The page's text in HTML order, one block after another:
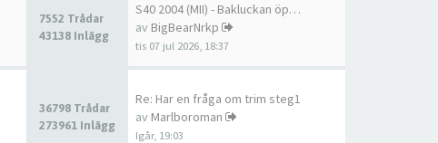
7552 Trådar
43138 Inlägg
S40 2004 (MII) - Bakluckan öp…
av BigBearNrkp
tis 07 jul 2026, 18:37
36798 Trådar
273961 Inlägg
Re: Har en fråga om trim steg1
av Marlboroman
Igår, 19:03